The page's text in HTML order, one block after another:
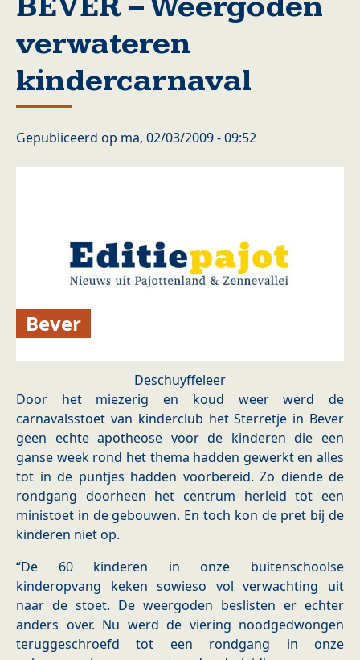
verwateren
kindercarnaval
Gepubliceerd op ma, 02/03/2009 - 09:52
Bever
Deschuyffeleer
Door het miezerig en koud weer werd de
carnavalsstoet van kinderclub het Sterretje in Bever
geen echte apotheose voor de kinderen die een
ganse week rond het thema hadden gewerkt en alles
tot in de puntjes hadden voorbereid. Zo diende de
rondgang doorheen het centrum herleid tot een
ministoet in de gebouwen. En toch kon de pret bij de
kinderen niet op.
“De 60 kinderen in onze buitenschoolse
kinderopvang keken sowieso vol verwachting uit
naar de stoet. De weergoden beslisten er echter
anders over. Nu werd de viering noodgedwongen
teruggeschroefd tot een rondgang in onze